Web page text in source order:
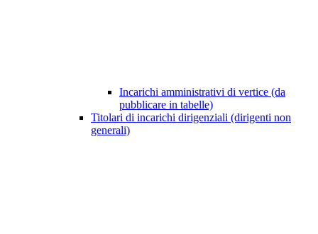
Incarichi amministrativi di vertice (da
pubblicare in tabelle)
Titolari di incarichi dirigenziali (dirigenti non
generali)